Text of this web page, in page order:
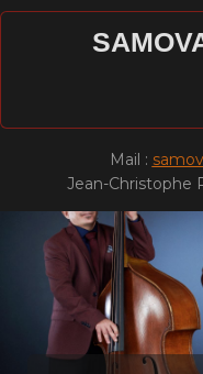
Mail :
Jean-Christophe